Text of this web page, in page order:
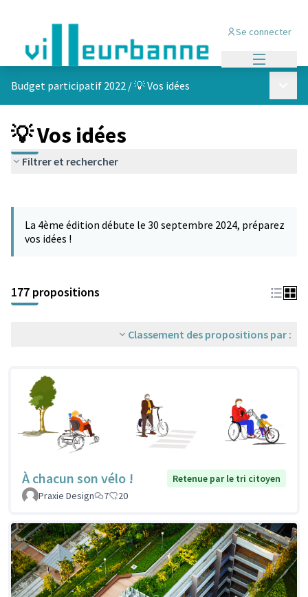
Se connecter
Budget participatif 2022 /💡 Vos idées
💡 Vos idées
Filtrer et rechercher
−
La 4ème édition débute le 30 septembre 2024, préparez
vos idées !
177 propositions
Classement des propositions par :
À chacun son vélo !
Retenue par le tri citoyen
Praxie Design
7 20